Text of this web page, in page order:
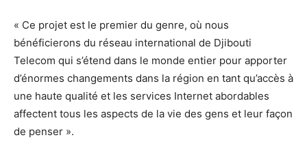
« Ce projet est le premier du genre, où nous
bénéficierons du réseau international de Djibouti
Telecom qui s’étend dans le monde entier pour apporter
d’énormes changements dans la région en tant qu’accès à
une haute qualité et les services Internet abordables
affectent tous les aspects de la vie des gens et leur façon
de penser ».